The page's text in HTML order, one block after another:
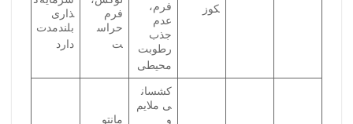
کوز
فرم،
عدم
جذب
رطوبت
محیطی
فرم
حراس
ت
ذاری
بلندمدت
دارد
کشسان
ی ملایم
و
مانتو